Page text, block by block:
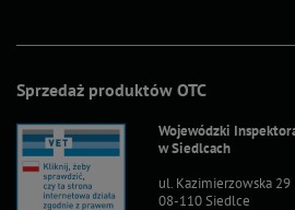
Sprzedaż produktów OTC
Wojewódzki
w Siedlcach
ul. Kazimierzowska 29
08-110 Siedlce